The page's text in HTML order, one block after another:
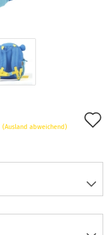
(Ausland abweichend)